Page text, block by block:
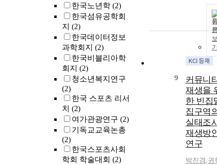
한국노년학 (2)
한국섬유공학회
지 (2)
한국데이터정보
과학회지 (2)
한국비블리아학
회지 (2)
청소년복지연구
(2)
한국 스포츠 리서
치 (2)
여가관광연구 (2)
기독교교육논총
(2)
한국스포츠사회
학회 학술대회 (2)
9
커뮤니
재생을
한 빈집
집구역
실태조
재생방
연구
박진경 ,권